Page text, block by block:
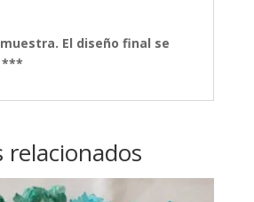
El diseño final se
***
relacionados